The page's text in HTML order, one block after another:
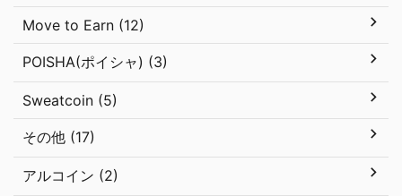
Move to Earn (12)
POISHA(ポイシャ) (3)
Sweatcoin (5)
その他 (17)
アルコイン (2)